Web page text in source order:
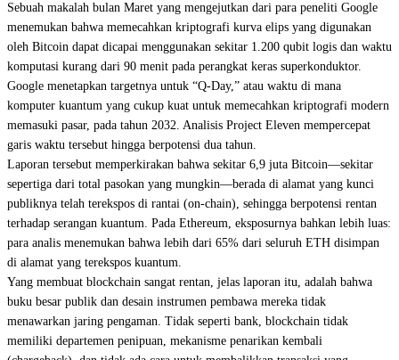
Sebuah makalah bulan Maret yang mengejutkan dari para peneliti Google
menemukan bahwa memecahkan kriptografi kurva elips yang digunakan
oleh Bitcoin dapat dicapai menggunakan sekitar 1.200 qubit logis dan waktu
komputasi kurang dari 90 menit pada perangkat keras superkonduktor.
Google menetapkan targetnya untuk “Q-Day,” atau waktu di mana
komputer kuantum yang cukup kuat untuk memecahkan kriptografi modern
memasuki pasar, pada tahun 2032. Analisis Project Eleven mempercepat
garis waktu tersebut hingga berpotensi dua tahun.
Laporan tersebut memperkirakan bahwa sekitar 6,9 juta Bitcoin—sekitar
sepertiga dari total pasokan yang mungkin—berada di alamat yang kunci
publiknya telah terekspos di rantai (on-chain), sehingga berpotensi rentan
terhadap serangan kuantum. Pada Ethereum, eksposurnya bahkan lebih luas:
para analis menemukan bahwa lebih dari 65% dari seluruh ETH disimpan
di alamat yang terekspos kuantum.
Yang membuat blockchain sangat rentan, jelas laporan itu, adalah bahwa
buku besar publik dan desain instrumen pembawa mereka tidak
menawarkan jaring pengaman. Tidak seperti bank, blockchain tidak
memiliki departemen penipuan, mekanisme penarikan kembali